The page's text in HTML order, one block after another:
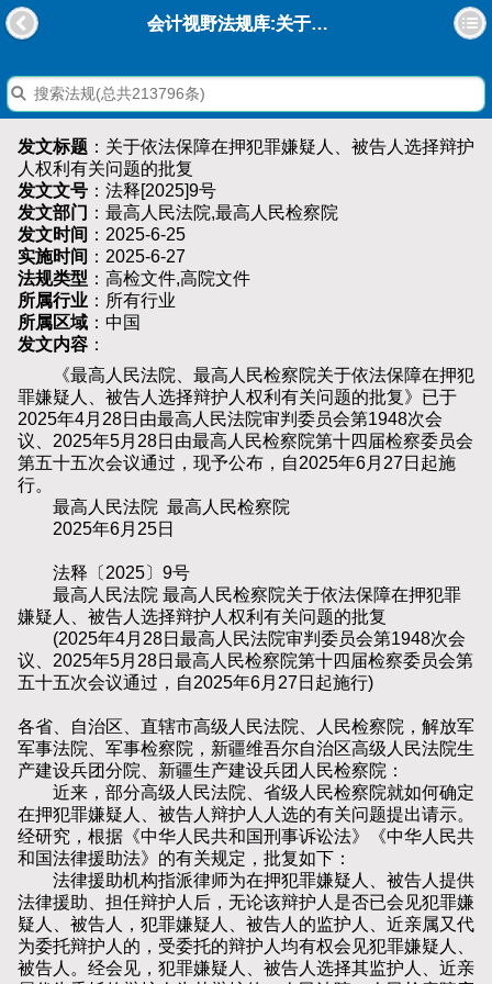
会计视野法规库:关于依法保障在押犯罪嫌疑人、被告人选择辩护人权利有关问题的批复
发文标题 ：关于依法保障在押犯罪嫌疑人、被告人选择辩护
人权利有关问题的批复
发文文号 ：法释[2025]9号
发文部门 ：最高人民法院,最高人民检察院
发文时间 ：2025-6-25
实施时间 ：2025-6-27
法规类型 ：高检文件,高院文件
所属行业 ：所有行业
所属区域 ：中国
发文内容 ：
《最高人民法院、最高人民检察院关于依法保障在押犯
罪嫌疑人、被告人选择辩护人权利有关问题的批复》已于
2025年4月28日由最高人民法院审判委员会第1948次会
议、2025年5月28日由最高人民检察院第十四届检察委员会
第五十五次会议通过，现予公布，自2025年6月27日起施
行。
最高人民法院 最高人民检察院
2025年6月25日
法释〔2025〕9号
最高人民法院 最高人民检察院关于依法保障在押犯罪
嫌疑人、被告人选择辩护人权利有关问题的批复
(2025年4月28日最高人民法院审判委员会第1948次会
议、2025年5月28日最高人民检察院第十四届检察委员会第
五十五次会议通过，自2025年6月27日起施行)
各省、自治区、直辖市高级人民法院、人民检察院，解放军
军事法院、军事检察院，新疆维吾尔自治区高级人民法院生
产建设兵团分院、新疆生产建设兵团人民检察院：
近来，部分高级人民法院、省级人民检察院就如何确定
在押犯罪嫌疑人、被告人辩护人人选的有关问题提出请示。
经研究，根据《中华人民共和国刑事诉讼法》《中华人民共
和国法律援助法》的有关规定，批复如下：
法律援助机构指派律师为在押犯罪嫌疑人、被告人提供
法律援助、担任辩护人后，无论该辩护人是否已会见犯罪嫌
疑人、被告人，犯罪嫌疑人、被告人的监护人、近亲属又代
为委托辩护人的，受委托的辩护人均有权会见犯罪嫌疑人、
被告人。经会见，犯罪嫌疑人、被告人选择其监护人、近亲